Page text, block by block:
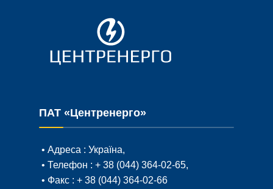
ПАТ «Центренерго»
• Адреса : Україна,
• Телефон : + 38 (044) 364-02-65,
• Факс : + 38 (044) 364-02-66